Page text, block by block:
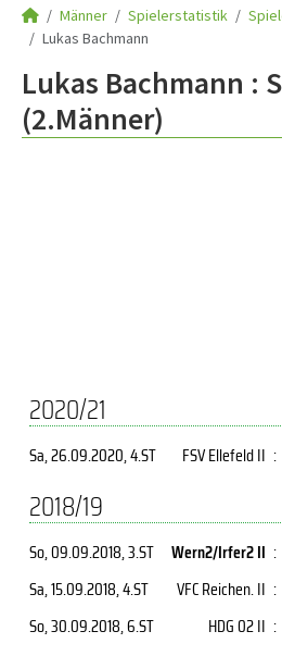
Männer Spielerstatistik
Lukas Bachmann
Lukas Bachmann :
(2.Männer)
2020/21
Sa, 26.09.2020, 4.ST FSV Ellefeld II :
2018/19
So, 09.09.2018, 3.ST Wern2/Irfer2 II :
Sa, 15.09.2018, 4.ST VFC Reichen. II :
So, 30.09.2018, 6.ST HDG 02 II :